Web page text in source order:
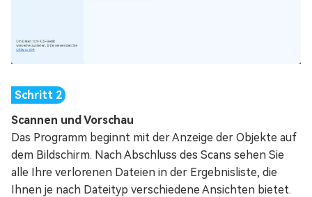
Scannen und Vorschau
Das Programm beginnt mit der Anzeige der Objekte auf
dem Bildschirm. Nach Abschluss des Scans sehen Sie
alle Ihre verlorenen Dateien in der Ergebnisliste, die
Ihnen je nach Dateityp verschiedene Ansichten bietet.